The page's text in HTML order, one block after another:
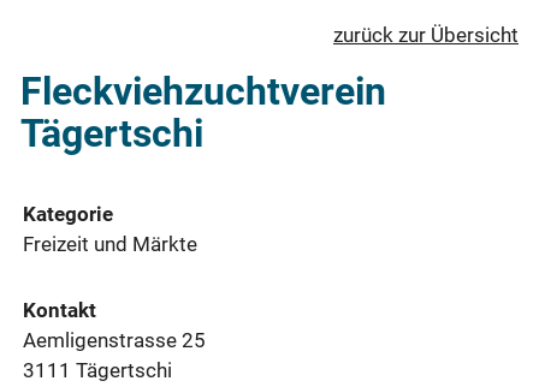
zurück zur Übersicht
Fleckviehzuchtverein
Tägertschi
Kategorie
Freizeit und Märkte
Kontakt
Aemligenstrasse 25
3111 Tägertschi